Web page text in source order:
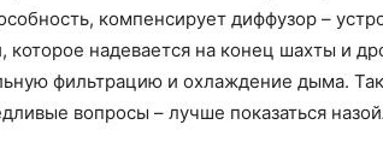
компенсирует диффузор –
которое надевается на конец шахты и
фильтрацию и охлаждение дыма.
вопросы – лучше показаться